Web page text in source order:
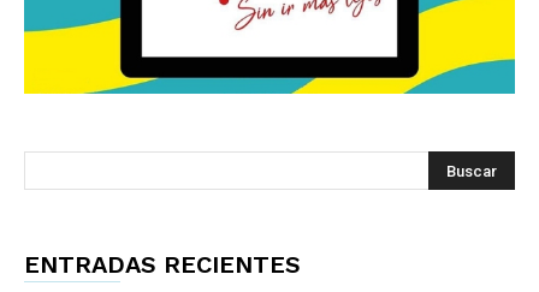
ENTRADAS RECIENTES